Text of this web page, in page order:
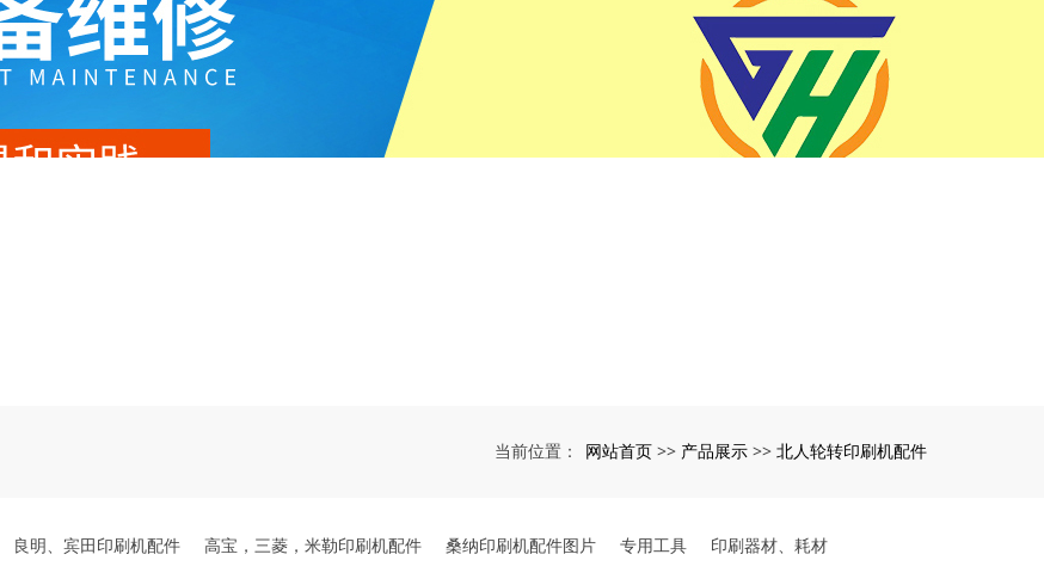
当前位置： 网站首页 >> 产品展示 >> 北人轮转印刷机配件
良明、宾田印刷机配件 高宝，三菱，米勒印刷机配件 桑纳印刷机配件图片 专用工具 印刷器材、耗材